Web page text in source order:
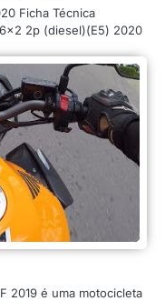
Ficha Técnica
2p (diesel)(E5) 2020
2019 é uma motocicleta